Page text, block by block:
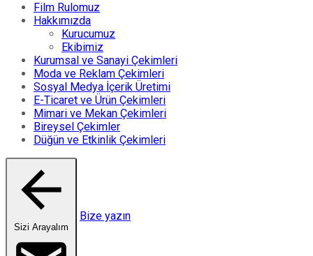
Film Rulomuz
Hakkımızda
Kurucumuz
Ekibimiz
Kurumsal ve Sanayi Çekimleri
Moda ve Reklam Çekimleri
Sosyal Medya İçerik Üretimi
E-Ticaret ve Ürün Çekimleri
Mimari ve Mekan Çekimleri
Bireysel Çekimler
Düğün ve Etkinlik Çekimleri
Sizi Arayalım
Bize yazın